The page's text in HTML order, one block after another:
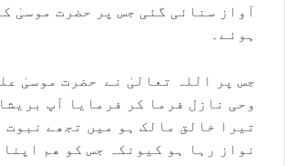
آواز سنائی گئی جس پر حضرت موسیٰ
ہوئے۔
جس پر اللہ تعالیٰ نے حضرت موسیٰ
وحی نازل فرما کر فرمایا آپ
تیرا خالق مالک ہو میں تجھے نبوت
نواز رہا ہو کیونکہ جس کو ھم